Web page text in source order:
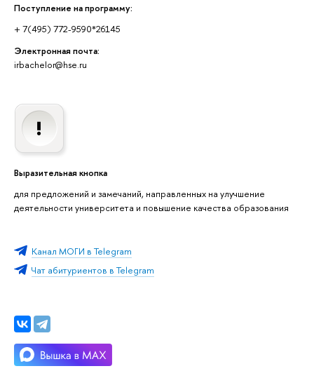
Поступление на программу:
+ 7(495) 772-9590*26145
Электронная почта:
irbachelor@hse.ru
Выразительная кнопка
для предложений и замечаний, направленных на улучшение
деятельности университета и повышение качества образования
Канал МОГИ в Telegram
Чат абитуриентов в Telegram